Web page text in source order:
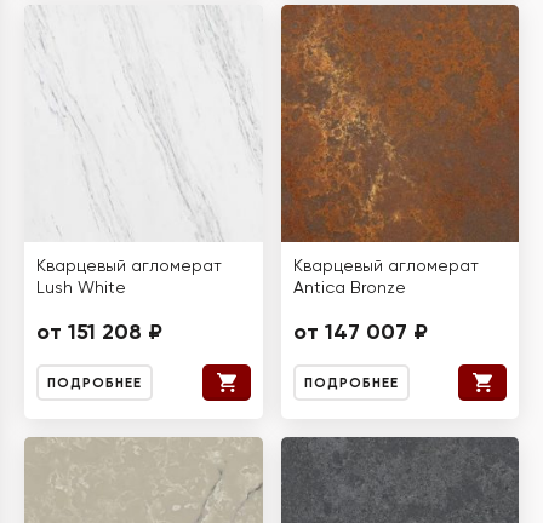
Кварцевый агломерат
Lush White
от 151 208 ₽
ПОДРОБНЕЕ
Кварцевый агломерат
Antica Bronze
от 147 007 ₽
ПОДРОБНЕЕ